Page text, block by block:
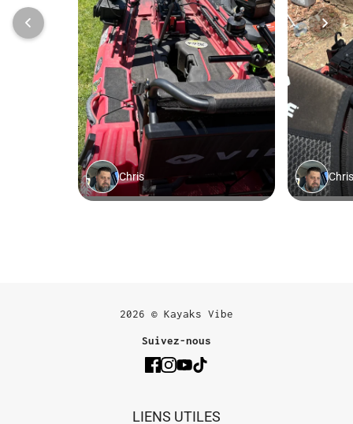
2026 © Kayaks Vibe
Suivez-nous
LIENS UTILES